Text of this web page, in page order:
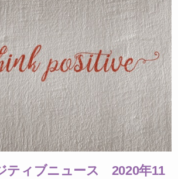
ティブニュース 2020年11